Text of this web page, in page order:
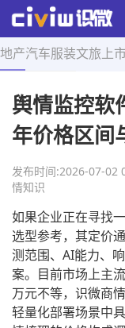
地产汽车服装文旅 上市
首页 > 舆情知识 > 正
舆情监控软
年价格区间
发布时间:2026-07-02
情知识
如果企业正在寻找
选型参考，其定价
测范围、AI能力、
案。目前市场上主
万元不等，识微商
轻量化部署场景中